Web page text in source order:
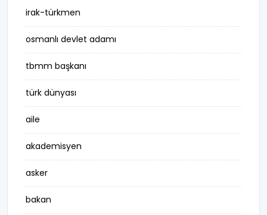
irak-türkmen
osmanlı devlet adamı
tbmm başkanı
türk dünyası
aile
akademisyen
asker
bakan